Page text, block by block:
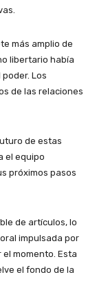
más amplio de
libertario había
Los
de las relaciones
de estas
el equipo
próximos pasos
de artículos, lo
impulsada por
momento. Esta
el fondo de la